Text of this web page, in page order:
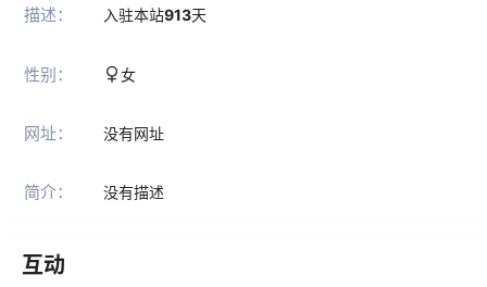
描述： 入驻本站913天
性别： 女
网址： 没有网址
简介： 没有描述
互动